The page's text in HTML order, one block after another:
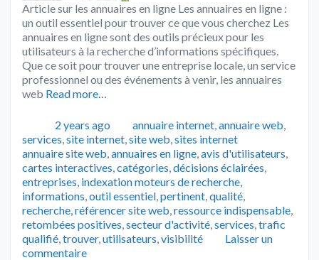
Article sur les annuaires en ligne Les annuaires en ligne :
un outil essentiel pour trouver ce que vous cherchez Les
annuaires en ligne sont des outils précieux pour les
utilisateurs à la recherche d’informations spécifiques.
Que ce soit pour trouver une entreprise locale, un service
professionnel ou des événements à venir, les annuaires
web Read more…
Publié2 years ago Catégories
annuaire internet,annuaire web,
services,site internet,site web,sites internet
annuaire site web,annuaires en ligne,avis d'utilisateurs,
cartes interactives,catégories,décisions éclairées,
entreprises, indexation moteurs de recherche,
informations,outil essentiel,pertinent,qualité,
recherche,référencer site web,ressource indispensable,
retombées positives,secteur d'activité,services,trafic
qualifié,trouver,utilisateurs,visibilité
Laisser un
commentaire